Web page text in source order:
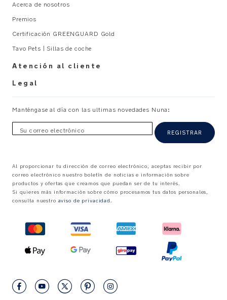
Acerca de nosotros
Premios
Certificación GREENGUARD Gold
Tavo Pets | Sillas de coche
Atención al cliente
Legal
Manténgase al día con las ultimas novedades Nuna:
Su correo electrónico REGISTRAR
Al proporcionar tu dirección de correo electrónico, aceptas recibir por
correo electrónico nuestro boletín de noticias e información sobre
productos y ofertas que creamos que puedan ser de tu interés.
Si quieres más información sobre cómo procesamos tus datos personales,
consulta nuestro aviso de privacidad.